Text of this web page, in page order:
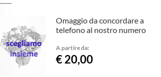
Omaggio da concordare a
telefono al nostro numero
A partire da:
€ 20,00